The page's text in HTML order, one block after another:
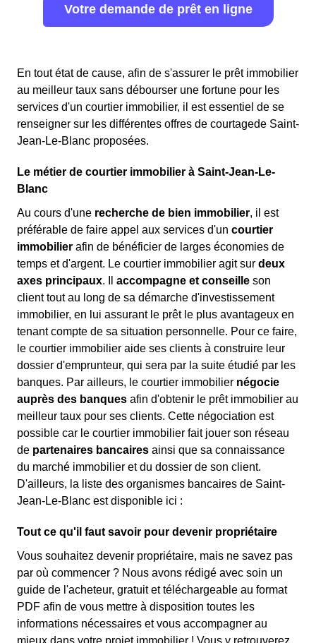
Votre demande de prêt en ligne
En tout état de cause, afin de s'assurer le prêt immobilier
au meilleur taux sans débourser une fortune pour les
services d'un courtier immobilier, il est essentiel de se
renseigner sur les différentes offres de courtagede Saint-
Jean-Le-Blanc proposées.
Le métier de courtier immobilier à Saint-Jean-Le-
Blanc
Au cours d'une recherche de bien immobilier, il est
préférable de faire appel aux services d'un courtier
immobilier afin de bénéficier de larges économies de
temps et d'argent. Le courtier immobilier agit sur deux
axes principaux. Il accompagne et conseille son
client tout au long de sa démarche d'investissement
immobilier, en lui assurant le prêt le plus avantageux en
tenant compte de sa situation personnelle. Pour ce faire,
le courtier immobilier aide ses clients à construire leur
dossier d'emprunteur, qui sera par la suite étudié par les
banques. Par ailleurs, le courtier immobilier négocie
auprès des banques afin d'obtenir le prêt immobilier au
meilleur taux pour ses clients. Cette négociation est
possible car le courtier immobilier fait jouer son réseau
de partenaires bancaires ainsi que sa connaissance
du marché immobilier et du dossier de son client.
D'ailleurs, la liste des organismes bancaires de Saint-
Jean-Le-Blanc est disponible ici :
Tout ce qu'il faut savoir pour devenir propriétaire
Vous souhaitez devenir propriétaire, mais ne savez pas
par où commencer ? Nous avons rédigé avec soin un
guide de l'acheteur, gratuit et téléchargeable au format
PDF afin de vous mettre à disposition toutes les
informations nécessaires et vous accompagner au
mieux dans votre projet immobilier ! Vous y retrouverez